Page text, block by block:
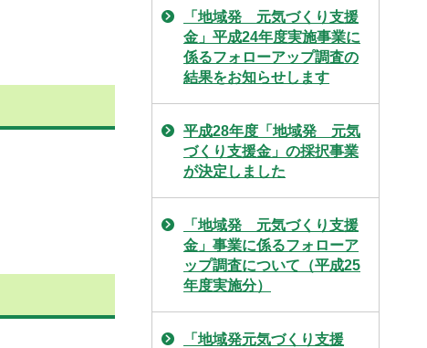
「地域発 元気づくり支援
金」平成24年度実施事業に
係るフォローアップ調査の
結果をお知らせします
平成28年度「地域発 元気
づくり支援金」の採択事業
が決定しました
「地域発 元気づくり支援
金」事業に係るフォローア
ップ調査について（平成25
年度実施分）
「地域発元気づくり支援